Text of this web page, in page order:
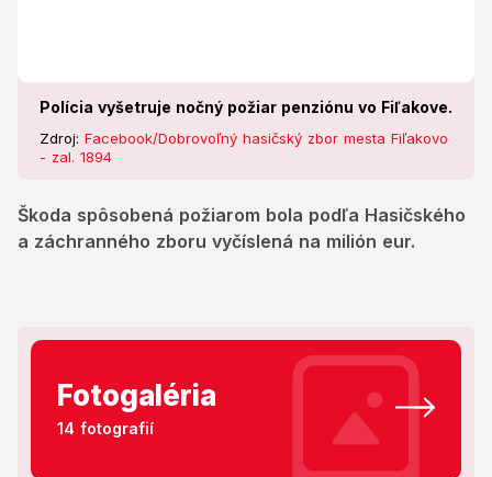
Polícia vyšetruje nočný požiar penziónu vo Fiľakove.
Zdroj: Facebook/Dobrovoľný hasičský zbor mesta Fiľakovo
- zal. 1894
Škoda spôsobená požiarom bola podľa Hasičského
a záchranného zboru vyčíslená na milión eur.
Fotogaléria
14 fotografií